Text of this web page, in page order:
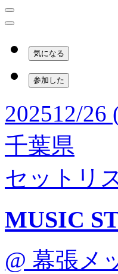
気になる
参加した
202512/26
千葉県
セットリ
MUSIC
@ 幕張メ